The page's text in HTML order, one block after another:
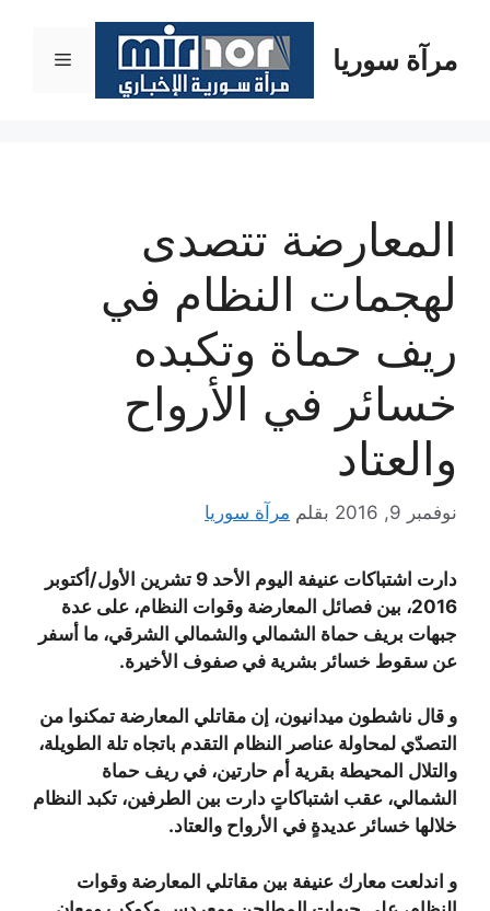
المحتوىمرآة سوريا القائمة
المعارضة تتصدى
لهجمات النظام في
ريف حماة وتكبده
خسائر في الأرواح
والعتاد
نوفمبر 9, 2016 بقلم مرآة سوريا
دارت اشتباكات عنيفة اليوم الأحد 9 تشرين الأول/أكتوبر
2016، بين فصائل المعارضة وقوات النظام، على عدة
جبهات بريف حماة الشمالي والشمالي الشرقي، ما أسفر
عن سقوط خسائر بشرية في صفوف الأخيرة.
و قال ناشطون ميدانيون، إن مقاتلي المعارضة تمكنوا من
التصدّي لمحاولة عناصر النظام التقدم باتجاه تلة الطويلة،
والتلال المحيطة بقرية أم حارتين، في ريف حماة
الشمالي، عقب اشتباكاتٍ دارت بين الطرفين، تكبد النظام
خلالها خسائر عديدةٍ في الأرواح والعتاد.
و اندلعت معارك عنيفة بين مقاتلي المعارضة وقوات